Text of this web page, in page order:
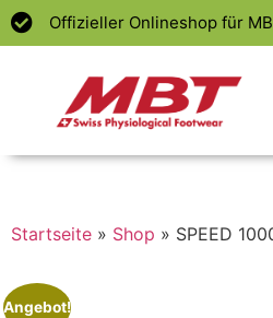
Offizieller Onlineshop für
Startseite » Shop » SPEED
Angebot!